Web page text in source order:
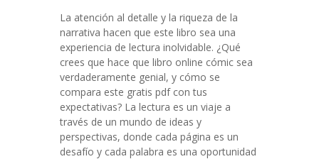
La atención al detalle y la riqueza de la
narrativa hacen que este libro sea una
experiencia de lectura inolvidable. ¿Qué
crees que hace que libro online​ cómic sea
verdaderamente genial, y cómo se
compara este gratis pdf con tus
expectativas? La lectura es un viaje a
través de un mundo de ideas y
perspectivas, donde cada página es un
desafío y cada palabra es una oportunidad